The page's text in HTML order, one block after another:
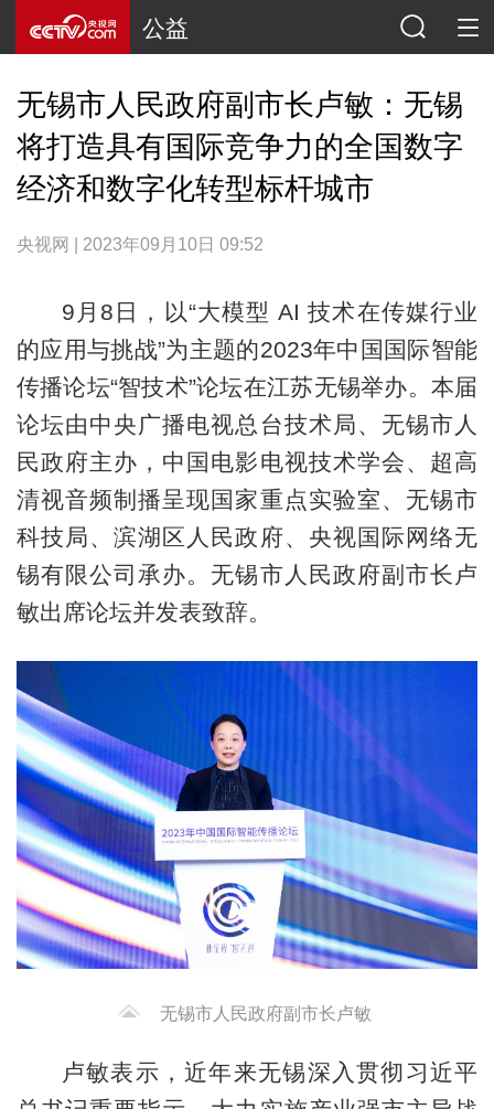
公益
无锡市人民政府副市长卢敏：无锡
将打造具有国际竞争力的全国数字
经济和数字化转型标杆城市
央视网 | 2023年09月10日 09:52
9月8日，以“大模型 AI 技术在传媒行业
的应用与挑战”为主题的2023年中国国际智能
传播论坛“智技术”论坛在江苏无锡举办。本届
论坛由中央广播电视总台技术局、无锡市人
民政府主办，中国电影电视技术学会、超高
清视音频制播呈现国家重点实验室、无锡市
科技局、滨湖区人民政府、央视国际网络无
锡有限公司承办。无锡市人民政府副市长卢
敏出席论坛并发表致辞。
无锡市人民政府副市长卢敏
卢敏表示，近年来无锡深入贯彻习近平